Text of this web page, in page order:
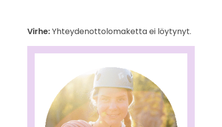
Virhe:Yhteydenottolomaketta ei löytynyt.